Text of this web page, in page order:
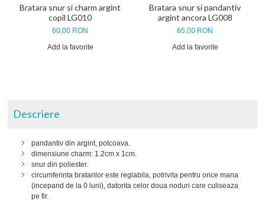
Bratara snur si charm argint
copil LG010
60,00 RON
Add la favorite
Bratara snur si pandantiv
argint ancora LG008
65,00 RON
Add la favorite
Descriere
pandantiv din argint, potcoava.
dimensiune charm: 1.2cm x 1cm.
snur din poliester.
circumferinta bratarilor este reglabila, potrivita pentru orice mana
(incepand de la 0 luni), datorita celor doua noduri care culiseaza
pe fir.